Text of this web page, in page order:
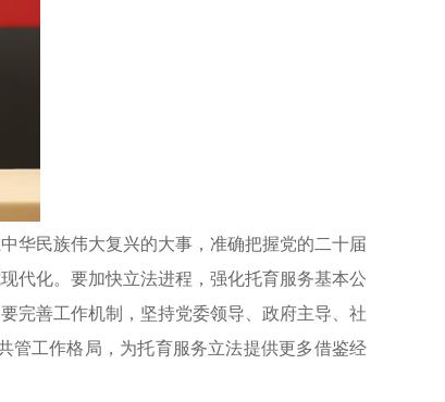
华民族伟大复兴的大事，准确把握党的二十届
代化。要加快立法进程，强化托育服务基本公
完善工作机制，坚持党委领导、政府主导、社
管工作格局，为托育服务立法提供更多借鉴经